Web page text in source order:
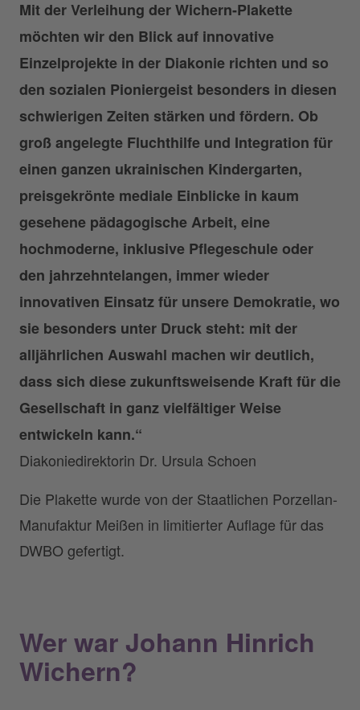
Mit der Verleihung der Wichern-Plakette
möchten wir den Blick auf innovative
Einzelprojekte in der Diakonie richten und so
den sozialen Pioniergeist besonders in diesen
schwierigen Zeiten stärken und fördern. Ob
groß angelegte Fluchthilfe und Integration für
einen ganzen ukrainischen Kindergarten,
preisgekrönte mediale Einblicke in kaum
gesehene pädagogische Arbeit, eine
hochmoderne, inklusive Pflegeschule oder
den jahrzehntelangen, immer wieder
innovativen Einsatz für unsere Demokratie, wo
sie besonders unter Druck steht: mit der
alljährlichen Auswahl machen wir deutlich,
dass sich diese zukunftsweisende Kraft für die
Gesellschaft in ganz vielfältiger Weise
entwickeln kann.“
Diakoniedirektorin Dr. Ursula Schoen
Die Plakette wurde von der Staatlichen Porzellan-
Manufaktur Meißen in limitierter Auflage für das
DWBO gefertigt.
Wer war Johann Hinrich
Wichern?